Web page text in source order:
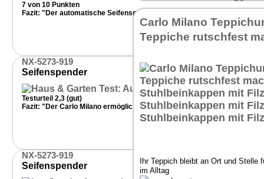
7 von 10 Punkten
Fazit: "Der automatische Seifenspender von Carlo Milano ist ein
NX-5273-919
Seifenspender
Testurteil 2,3 (gut)
Fazit: "Der Carlo Milano ermöglicht ein schnelles und
NX-5273-919
Seifenspender
Carlo Milano
Teppiche rutschfest
Ihr Teppich bleibt an Ort und Stelle
im Alltag